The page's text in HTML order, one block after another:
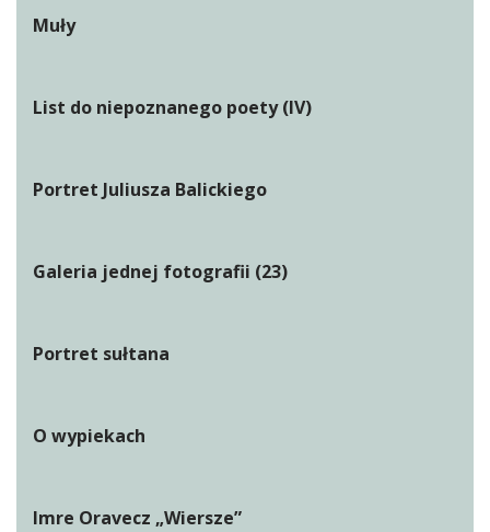
Muły
List do niepoznanego poety (IV)
Portret Juliusza Balickiego
Galeria jednej fotografii (23)
Portret sułtana
O wypiekach
Imre Oravecz „Wiersze”